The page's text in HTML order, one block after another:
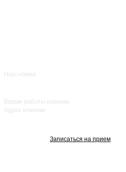
Наш номер
Время работы клиники
Адрес клиники
Записаться на прием